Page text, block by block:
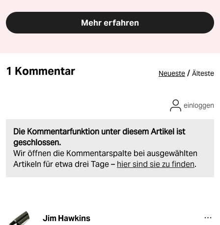
Mehr erfahren
1 Kommentar Neueste / Älteste
Die Kommentarfunktion unter diesem Artikel ist
geschlossen.
Wir öffnen die Kommentarspalte bei ausgewählten
Artikeln für etwa drei Tage – hier sind sie zu finden.
einloggen
Jim Hawkins